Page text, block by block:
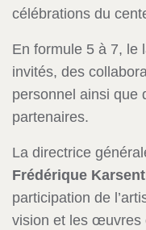
célébrations du
En formule 5 à 7, le
invités, des
personnel ainsi que
partenaires.
La directrice
Frédérique
participation de
vision et les œuvres